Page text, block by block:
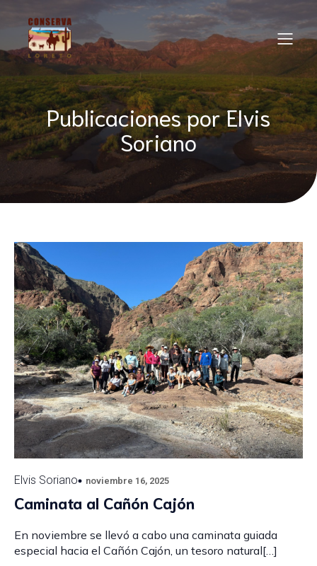
Publicaciones porElvis
Soriano
Elvis Soriano noviembre 16, 2025
Caminata al Cañón Cajón
En noviembre se llevó a cabo una caminata guiada
especial hacia el Cañón Cajón, un tesoro natural[…]